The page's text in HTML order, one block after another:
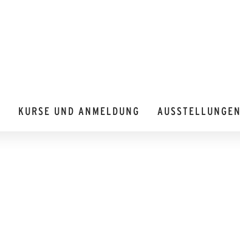
KURSE UND ANMELDUNG AUSSTELLUNGEN